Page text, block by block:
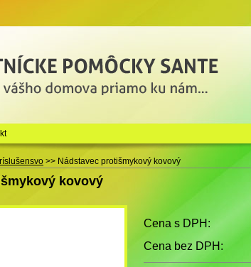
>> Nádstavec protišmykový kovový
kovový
Cena s DPH:
Cena bez DPH: